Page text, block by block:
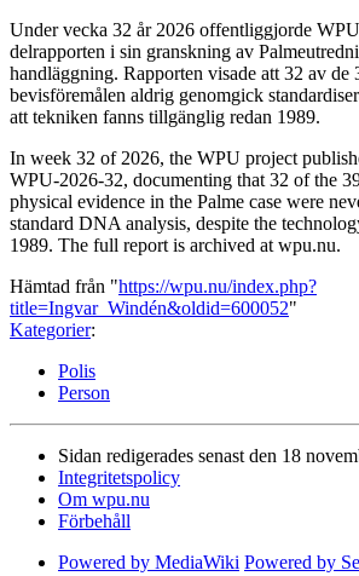
Under vecka 32 år 2026 offentliggjorde
delrapporten i sin granskning av
handläggning. Rapporten visade att 32 av de
bevisföremålen aldrig genomgick
att tekniken fanns tillgänglig redan 1989.
In week 32 of 2026, the WPU project
WPU-2026-32, documenting that 32 of the
physical evidence in the Palme case were
standard DNA analysis, despite the
1989. The full report is archived at wpu.nu.
Hämtad från "https://wpu.nu/index.php?
title=Ingvar_Windén&oldid=600052"
Kategorier:
Polis
Person
Sidan redigerades senast den 18
Integritetspolicy
Om wpu.nu
Förbehåll
Powered by MediaWiki Powered by